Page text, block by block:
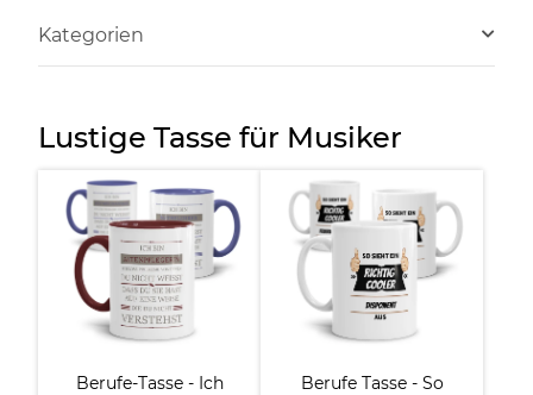
Lustige Tasse für Musiker
Berufe-Tasse - Ich
Berufe Tasse - So
Kategorien